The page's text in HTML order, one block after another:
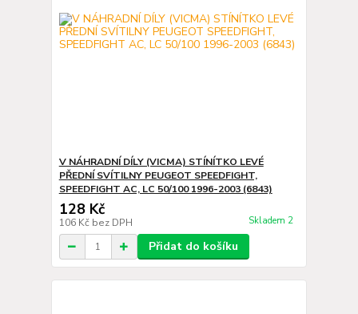
V NÁHRADNÍ DÍLY (VICMA) STÍNÍTKO LEVÉ
PŘEDNÍ SVÍTILNY PEUGEOT SPEEDFIGHT,
SPEEDFIGHT AC, LC 50/100 1996-2003 (6843)
128 Kč
106 Kč bez DPH Skladem 2
Přidat do košíku